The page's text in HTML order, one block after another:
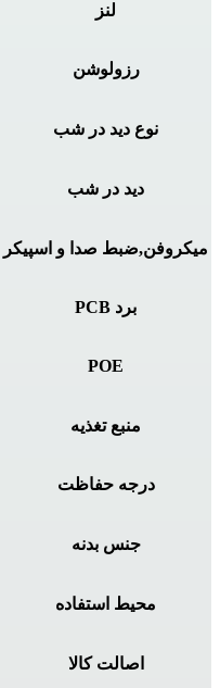
لنز
رزولوشن
نوع دید در شب
دید در شب
میکروفن,ضبط صدا و اسپیکر
برد PCB
POE
منبع تغذیه
درجه حفاظت
جنس بدنه
محیط استفاده
اصالت کالا